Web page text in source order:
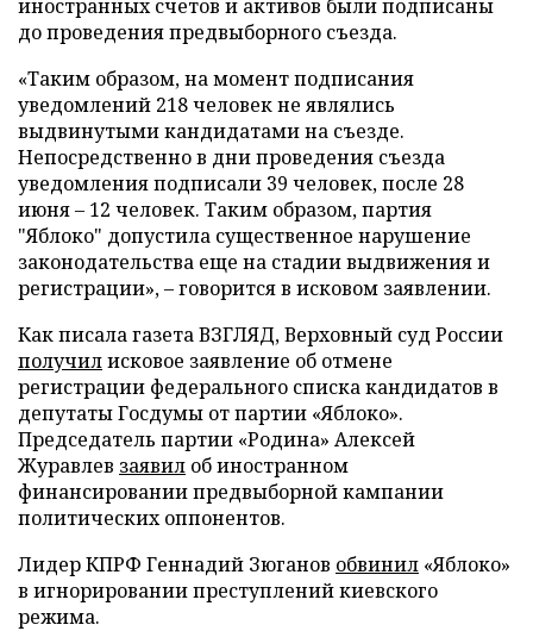
иностранных счетов и активов были подписаны
до проведения предвыборного съезда.
«Таким образом, на момент подписания
уведомлений 218 человек не являлись
выдвинутыми кандидатами на съезде.
Непосредственно в дни проведения съезда
уведомления подписали 39 человек, после 28
июня – 12 человек. Таким образом, партия
"Яблоко" допустила существенное нарушение
законодательства еще на стадии выдвижения и
регистрации», – говорится в исковом заявлении.
Как писала газета ВЗГЛЯД, Верховный суд России
получилисковое заявление об отмене
регистрации федерального списка кандидатов в
депутаты Госдумы от партии «Яблоко».
Председатель партии «Родина» Алексей
Журавлев заявил об иностранном
финансировании предвыборной кампании
политических оппонентов.
Лидер КПРФ Геннадий Зюганов обвинил «Яблоко»
в игнорировании преступлений киевского
режима.